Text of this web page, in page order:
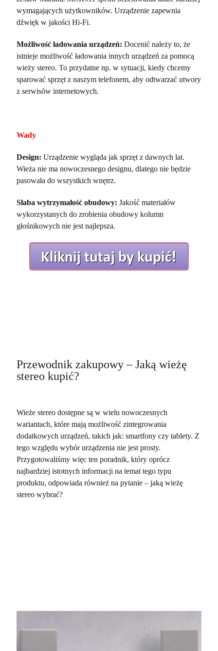
wymagających użytkowników. Urządzenie zapewnia
dźwięk w jakości Hi-Fi.
Możliwość ładowania urządzeń: Docenić należy to, że
istnieje możliwość ładowania innych urządzeń za pomocą
wieży stereo. To przydatne np. w sytuacji, kiedy chcemy
sparować sprzęt z naszym telefonem, aby odtwarzać utwory
z serwisów internetowych.
Wady
Design: Urządzenie wygląda jak sprzęt z dawnych lat.
Wieża nie ma nowoczesnego designu, dlatego nie będzie
pasowała do wszystkich wnętrz.
Słaba wytrzymałość obudowy: Jakość materiałów
wykorzystanych do zrobienia obudowy kolumn
głośnikowych nie jest najlepsza.
Przewodnik zakupowy – Jaką wieżę
stereo kupić?
Wieże stereo dostępne są w wielu nowoczesnych
wariantach, które mają możliwość zintegrowania
dodatkowych urządzeń, takich jak: smartfony czy tablety. Z
tego względu wybór urządzenia nie jest prosty.
Przygotowaliśmy więc ten poradnik, który oprócz
najbardziej istotnych informacji na temat tego typu
produktu, odpowiada również na pytanie – jaką wieżę
stereo wybrać?